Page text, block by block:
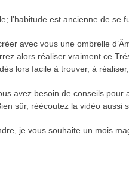
l’habitude est ancienne de se
avec vous une ombrelle
alors réaliser vraiment ce
lors facile à trouver, à
avez besoin de conseils
sûr, réécoutez la vidéo aussi
je vous souhaite un mois